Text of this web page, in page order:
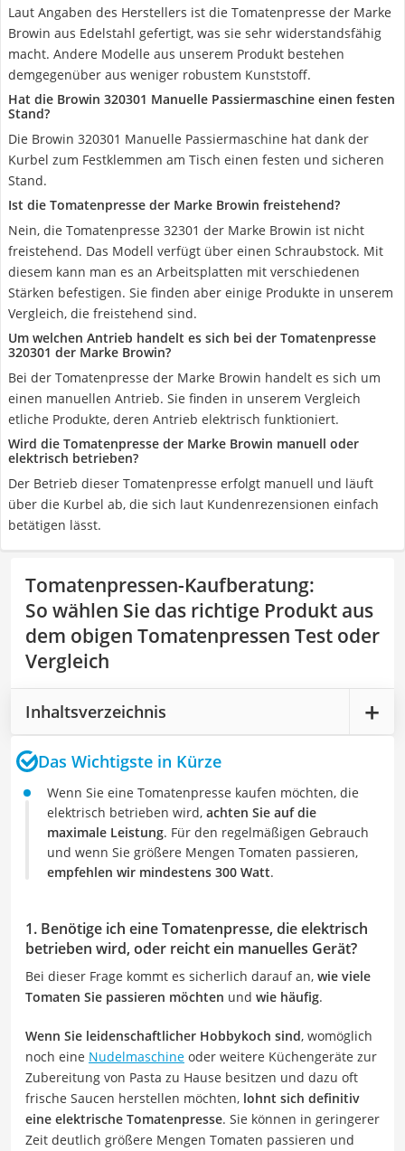
Laut Angaben des Herstellers ist die Tomatenpresse der Marke
Browin aus Edelstahl gefertigt, was sie sehr widerstandsfähig
macht. Andere Modelle aus unserem Produkt bestehen
demgegenüber aus weniger robustem Kunststoff.
Hat die Browin 320301 Manuelle Passiermaschine einen festen
Stand?
Die Browin 320301 Manuelle Passiermaschine hat dank der
Kurbel zum Festklemmen am Tisch einen festen und sicheren
Stand.
Ist die Tomatenpresse der Marke Browin freistehend?
Nein, die Tomatenpresse 32301 der Marke Browin ist nicht
freistehend. Das Modell verfügt über einen Schraubstock. Mit
diesem kann man es an Arbeitsplatten mit verschiedenen
Stärken befestigen. Sie finden aber einige Produkte in unserem
Vergleich, die freistehend sind.
Um welchen Antrieb handelt es sich bei der Tomatenpresse
320301 der Marke Browin?
Bei der Tomatenpresse der Marke Browin handelt es sich um
einen manuellen Antrieb. Sie finden in unserem Vergleich
etliche Produkte, deren Antrieb elektrisch funktioniert.
Wird die Tomatenpresse der Marke Browin manuell oder
elektrisch betrieben?
Der Betrieb dieser Tomatenpresse erfolgt manuell und läuft
über die Kurbel ab, die sich laut Kundenrezensionen einfach
betätigen lässt.
Tomatenpressen-Kaufberatung:
So wählen Sie das richtige Produkt aus
dem obigen Tomatenpressen Test oder
Vergleich
Inhaltsverzeichnis
Das Wichtigste in Kürze
Wenn Sie eine Tomatenpresse kaufen möchten, die
elektrisch betrieben wird, achten Sie auf die
maximale Leistung. Für den regelmäßigen Gebrauch
und wenn Sie größere Mengen Tomaten passieren,
empfehlen wir mindestens 300 Watt.
1. Benötige ich eine Tomatenpresse, die elektrisch
betrieben wird, oder reicht ein manuelles Gerät?
Bei dieser Frage kommt es sicherlich darauf an, wie viele
Tomaten Sie passieren möchten und wie häufig.
Wenn Sie leidenschaftlicher Hobbykoch sind, womöglich
noch eine Nudelmaschine oder weitere Küchengeräte zur
Zubereitung von Pasta zu Hause besitzen und dazu oft
frische Saucen herstellen möchten, lohnt sich definitiv
eine elektrische Tomatenpresse. Sie können in geringerer
Zeit deutlich größere Mengen Tomaten passieren und